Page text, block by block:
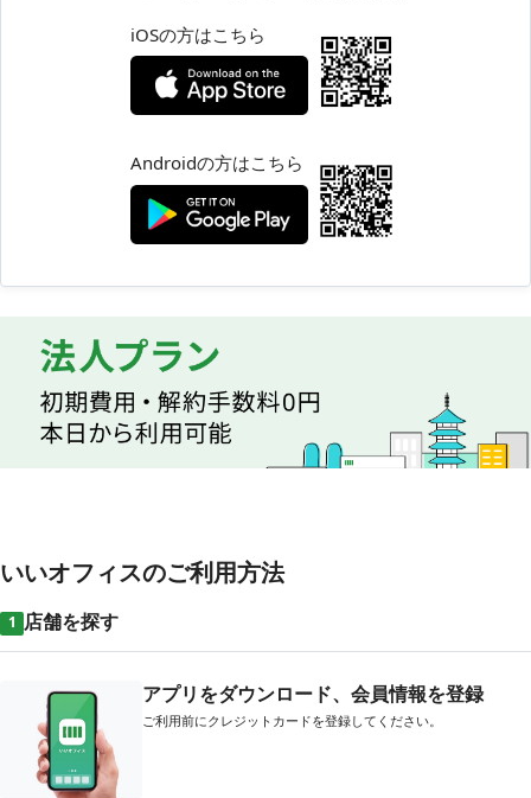
iOSの方はこちら
Androidの方はこちら
いいオフィスのご利用方法
1 店舗を探す
アプリをダウンロード、会員情報を登録
ご利用前にクレジットカードを登録してください。